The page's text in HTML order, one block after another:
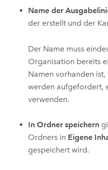
Name der
der erstellt und der
Der Name muss
Organisation bereits
Namen vorhanden
werden aufgefordert,
verwenden.
In Ordner speichern
Ordners in Eigene
gespeichert wird.